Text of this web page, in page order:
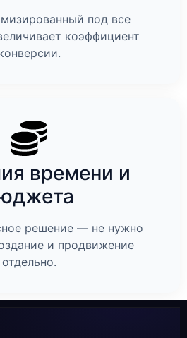
под все
коэффициент
времени и
решение — не нужно
и продвижение
отдельно.